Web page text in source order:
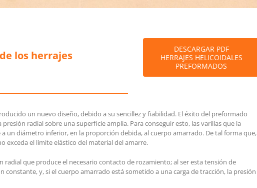
los herrajes
DESCARGAR PDF
HERRAJES HELICOIDALES
PREFORMADOS
un nuevo diseño, debido a su sencillez y fiabilidad. El éxito del preformado
radial sobre una superficie amplia. Para conseguir esto, las varillas que la
un diámetro inferior, en la proporción debida, al cuerpo amarrado. De tal forma que,
exceda el límite elástico del material del amarre.
radial que produce el necesario contacto de rozamiento; al ser esta tensión de
constante, y, si el cuerpo amarrado está sometido a una carga de tracción, la presión